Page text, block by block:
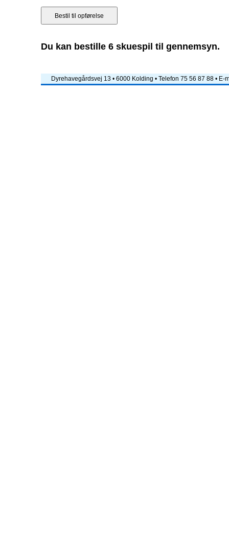
Du kan bestille 6 skuespil til gennemsyn.
Dyrehavegårdsvej 13 • 6000 Kolding • Telefon 75 56 87 88 • E-